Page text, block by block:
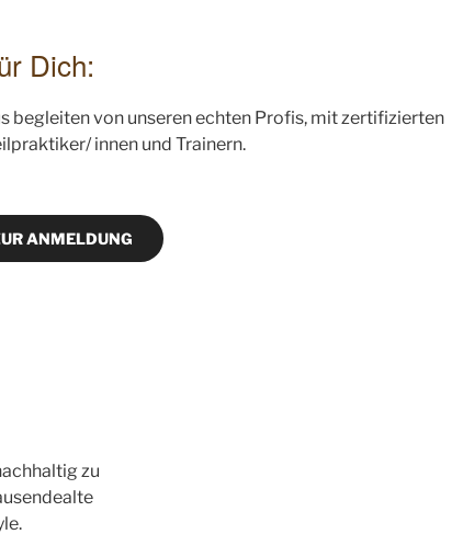
Dich:
begleiten von unseren echten Profis, mit zertifizierten
innen und Trainern.
ANMELDUNG
zu